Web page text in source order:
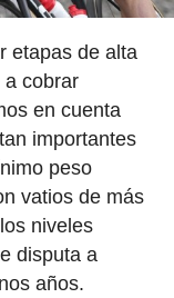
etapas de alta
a cobrar
en cuenta
importantes
peso
vatios de más
niveles
disputa a
años.